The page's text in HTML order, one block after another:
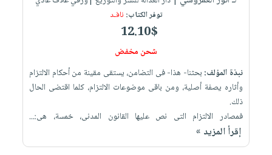
توفر الكتاب: نافـد
12.10$
شحن مخفض
نبذة المؤلف: بحثنا- هذا- فى التضامن، يستقى مقينة من أحكام الالتزام
وأثاره يصفة أصلية، ومن باقى موضوعات الالتزام، كلما اقتضى الحال
ذلك.
فمصادر الالتزام التى نص عليها القانون المدنى، خمسة، هى:...
إقرأ المزيد »